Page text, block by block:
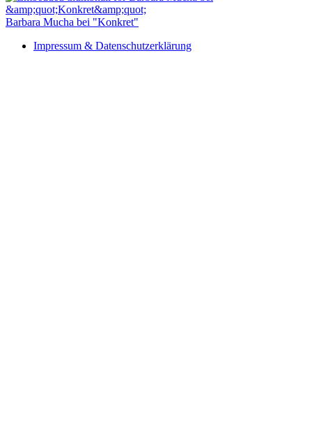
Barbara Mucha bei "Konkret"
Impressum & Datenschutzerklärung